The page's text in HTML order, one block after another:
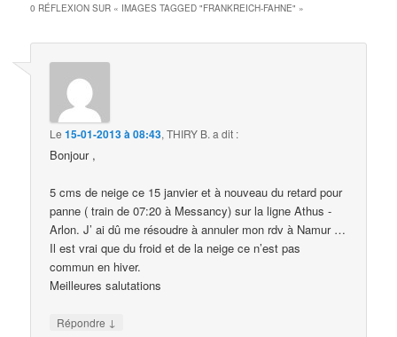
0 RÉFLEXION SUR « IMAGES TAGGED "FRANKREICH-FAHNE" »
Le15-01-2013 à 08:43,THIRY B. a dit :
Bonjour ,
5 cms de neige ce 15 janvier et à nouveau du retard pour
panne ( train de 07:20 à Messancy) sur la ligne Athus -
Arlon. J’ ai dû me résoudre à annuler mon rdv à Namur …
Il est vrai que du froid et de la neige ce n’est pas
commun en hiver.
Meilleures salutations
Répondre ↓